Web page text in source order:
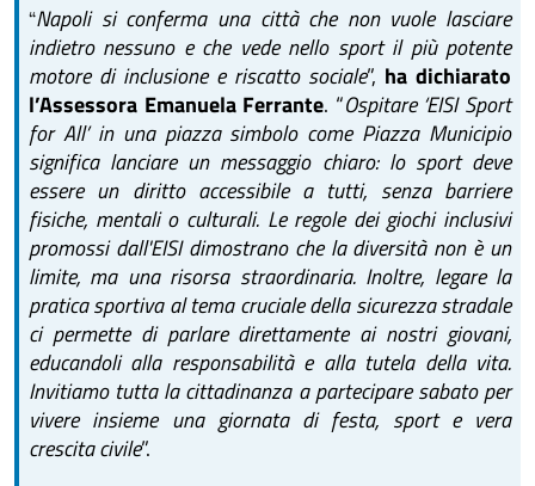
“Napoli si conferma una città che non vuole lasciare
indietro nessuno e che vede nello sport il più potente
motore di inclusione e riscatto sociale”, ha dichiarato
l’Assessora Emanuela Ferrante. “Ospitare ‘EISI Sport
for All’ in una piazza simbolo come Piazza Municipio
significa lanciare un messaggio chiaro: lo sport deve
essere un diritto accessibile a tutti, senza barriere
fisiche, mentali o culturali. Le regole dei giochi inclusivi
promossi dall'EISI dimostrano che la diversità non è un
limite, ma una risorsa straordinaria. Inoltre, legare la
pratica sportiva al tema cruciale della sicurezza stradale
ci permette di parlare direttamente ai nostri giovani,
educandoli alla responsabilità e alla tutela della vita.
Invitiamo tutta la cittadinanza a partecipare sabato per
vivere insieme una giornata di festa, sport e vera
crescita civile”.